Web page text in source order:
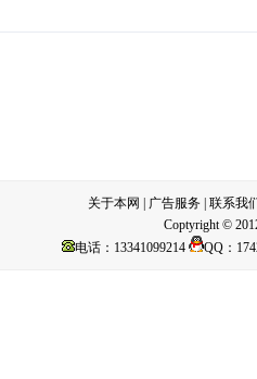
关于本网 广告服务 联系我
Coptyright ©
电话：13341099214
QQ：